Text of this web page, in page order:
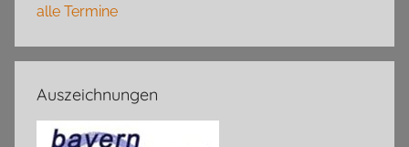
alle Termine
Auszeichnungen